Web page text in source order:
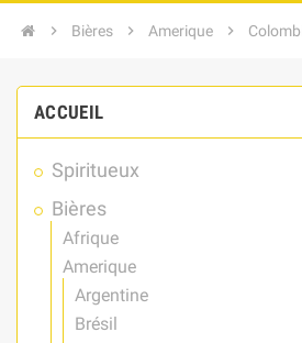
chevron_right Bières chevron_right Amerique chevron_right
ACCUEIL
Spiritueux
Bières
Afrique
Amerique
Argentine
Brésil